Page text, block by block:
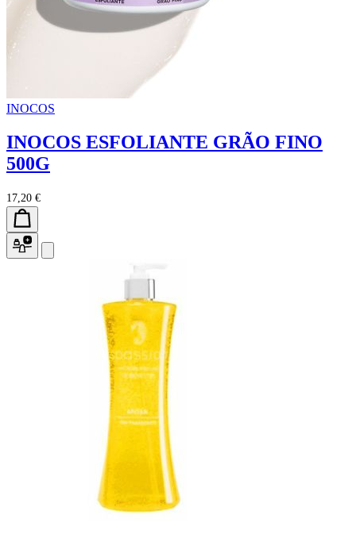
INOCOS
INOCOS ESFOLIANTE GRÃO FINO
500G
17,20 €